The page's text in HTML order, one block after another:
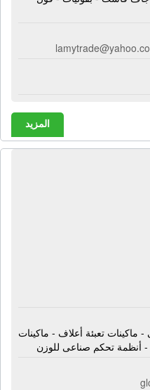
المزيد
ماكينات تعبئة أعلاف - ماكينات
أنظمة تحكم صناعى للوزن